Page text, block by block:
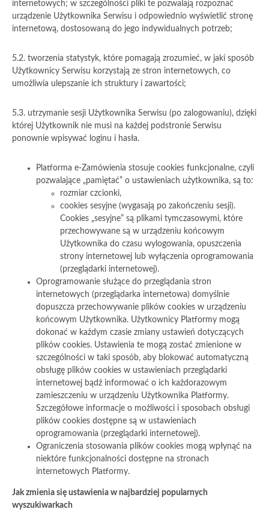
internetowych; w szczególności pliki te pozwalają rozpoznać
urządzenie Użytkownika Serwisu i odpowiednio wyświetlić stronę
internetową, dostosowaną do jego indywidualnych potrzeb;
5.2. tworzenia statystyk, które pomagają zrozumieć, w jaki sposób
Użytkownicy Serwisu korzystają ze stron internetowych, co
umożliwia ulepszanie ich struktury i zawartości;
5.3. utrzymanie sesji Użytkownika Serwisu (po zalogowaniu), dzięki
której Użytkownik nie musi na każdej podstronie Serwisu
ponownie wpisywać loginu i hasła.
Platforma e-Zamówienia stosuje cookies funkcjonalne, czyli
pozwalające „pamiętać” o ustawieniach użytkownika, są to:
rozmiar czcionki,
cookies sesyjne (wygasają po zakończeniu sesji).
Cookies „sesyjne” są plikami tymczasowymi, które
przechowywane są w urządzeniu końcowym
Użytkownika do czasu wylogowania, opuszczenia
strony internetowej lub wyłączenia oprogramowania
(przeglądarki internetowej).
Oprogramowanie służące do przeglądania stron
internetowych (przeglądarka internetowa) domyślnie
dopuszcza przechowywanie plików cookies w urządzeniu
końcowym Użytkownika. Użytkownicy Platformy mogą
dokonać w każdym czasie zmiany ustawień dotyczących
plików cookies. Ustawienia te mogą zostać zmienione w
szczególności w taki sposób, aby blokować automatyczną
obsługę plików cookies w ustawieniach przeglądarki
internetowej bądź informować o ich każdorazowym
zamieszczeniu w urządzeniu Użytkownika Platformy.
Szczegółowe informacje o możliwości i sposobach obsługi
plików cookies dostępne są w ustawieniach
oprogramowania (przeglądarki internetowej).
Ograniczenia stosowania plików cookies mogą wpłynąć na
niektóre funkcjonalności dostępne na stronach
internetowych Platformy.
Jak zmienia się ustawienia w najbardziej popularnych
wyszukiwarkach